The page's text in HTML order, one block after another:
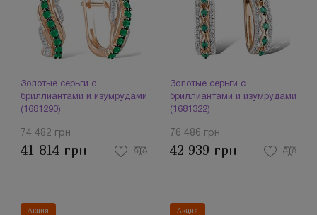
Золотые серьги с
бриллиантами и изумрудами
(1681290)
74 482 грн
41 814 грн
Золотые серьги с
бриллиантами и изумрудами
(1681322)
76 486 грн
42 939 грн
Акция Акция